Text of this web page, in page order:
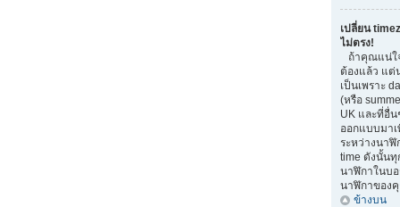
เปลี่ยน
ไม่ตรง!
ถ้าคุณแน่ใ
ต้องแล้ว แต่
เป็นเพราะ
(หรือ
UK และที่อื่น
ออกแบบมาเ
ระหว่างนา
time ดังนั้นทุ
นาฬิกาในบ
นาฬิกาของ
ข้างบน